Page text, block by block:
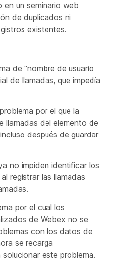
en un seminario web
de duplicados ni
existentes.
de "nombre de usuario
de llamadas, que impedía
por el que la
llamadas del elemento de
después de guardar
no impiden identificar los
registrar las llamadas
por el cual los
de Webex no se
con los datos de
se recarga
este problema.